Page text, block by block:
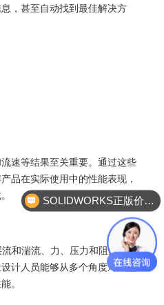
，甚至自动找到最佳解决方
速等结果至关重要。通过这些
品在实际使用中的性能表现，
和湍流、力、压力和阻力等问
计人员能够从多个角度对产品
。
SOLIDWORKS正版价格？